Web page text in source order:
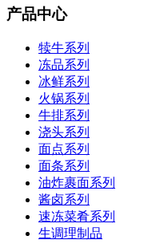
产品中心
犊牛系列
冻品系列
冰鲜系列
火锅系列
牛排系列
浇头系列
面点系列
面条系列
油炸裹面系列
酱卤系列
速冻菜肴系列
生调理制品